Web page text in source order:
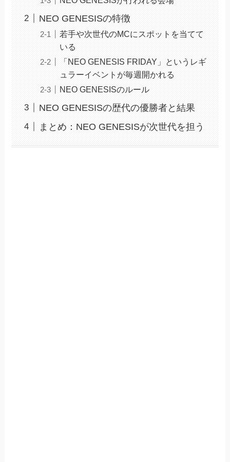
NEO GENESISの特徴
若手や次世代のMCにスポットを当てて
いる
「NEO GENESIS FRIDAY」というレギ
ュラーイベントが毎週開かれる
NEO GENESISのルール
NEO GENESISの歴代の優勝者と結果
まとめ：NEO GENESISが次世代を担う